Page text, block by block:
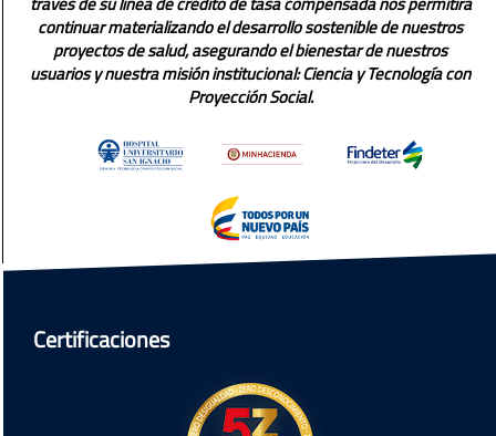
continuar materializando el desarrollo sostenible de nuestros
proyectos de salud, asegurando el bienestar de nuestros
usuarios y nuestra misión institucional: Ciencia y Tecnología con
Proyección Social.
Certificaciones